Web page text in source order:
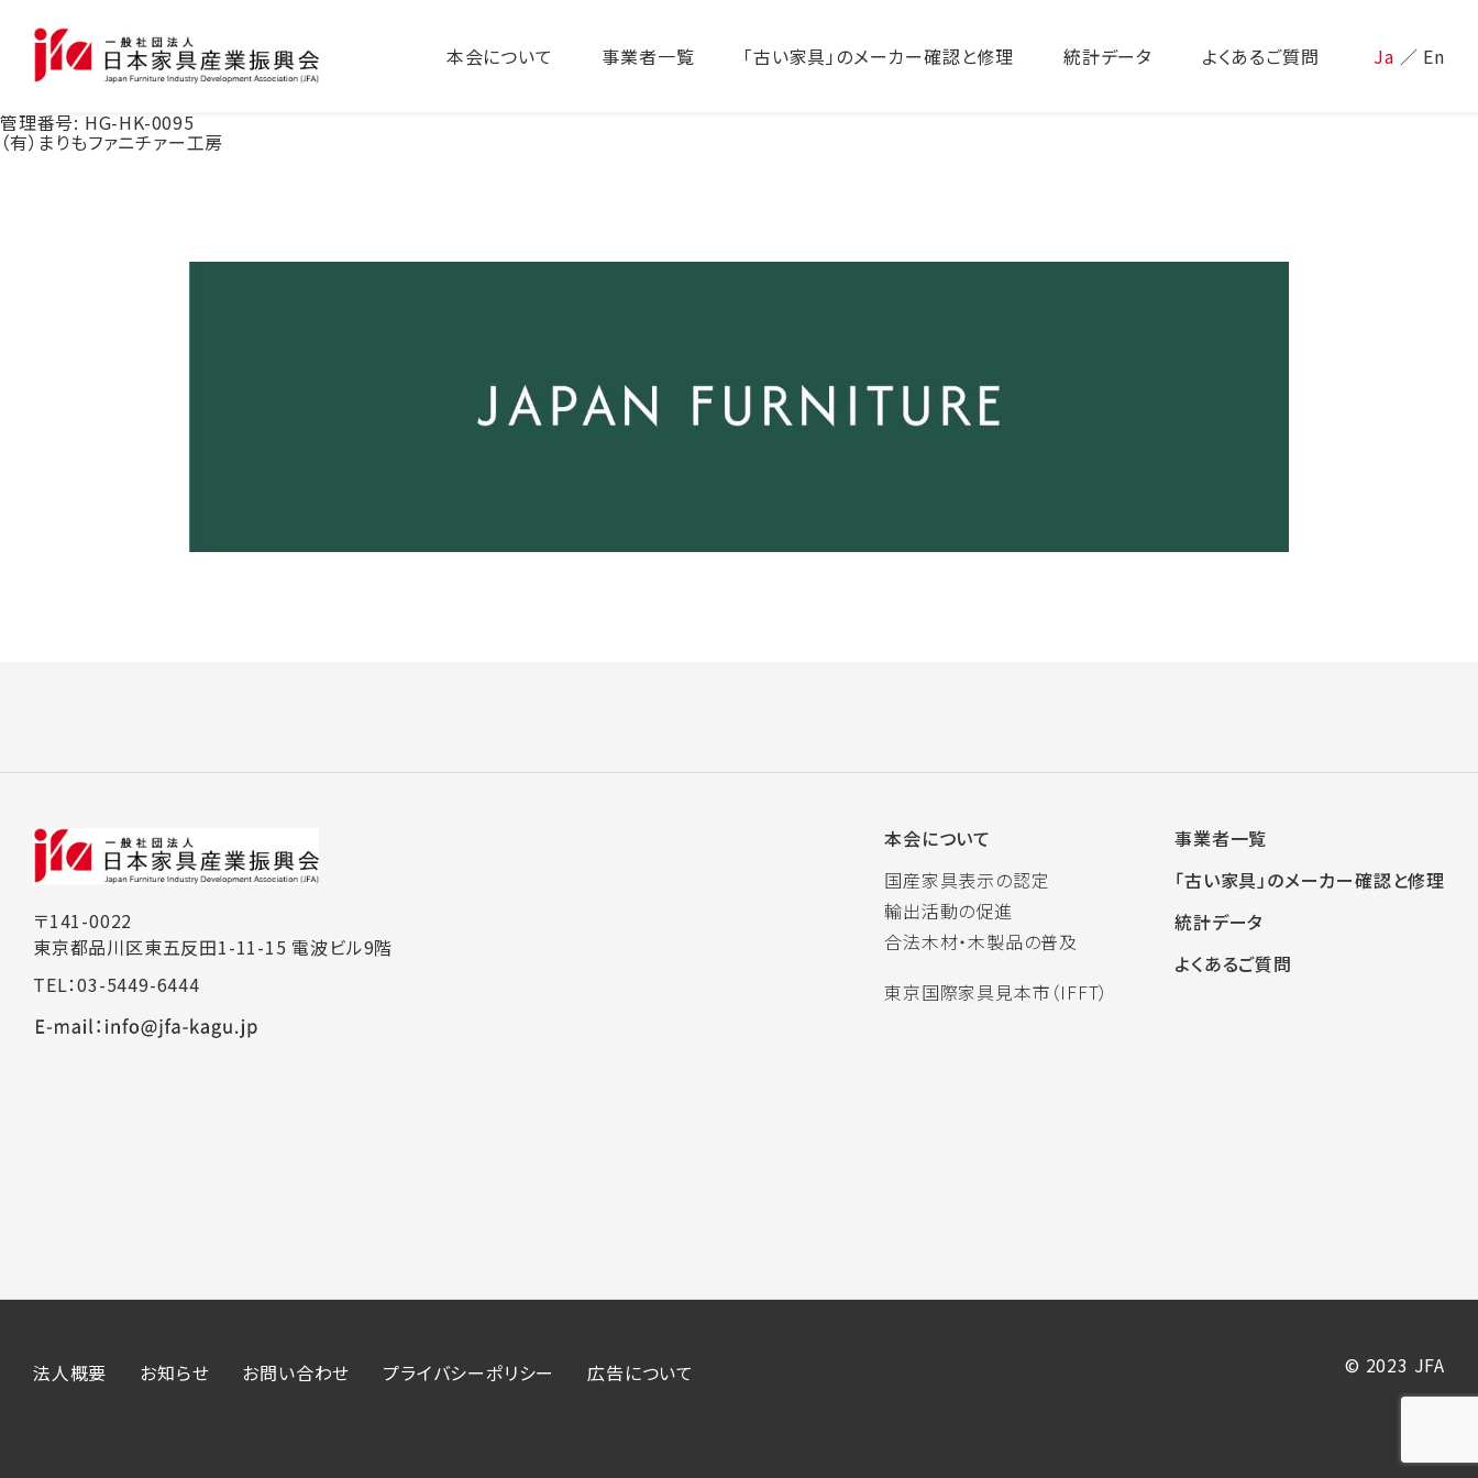
本会について 事業者一覧 「古い家具」のメーカー確認と修理 統計データ よくあるご質問 Ja ／ En
管理番号: HG-HK-0095
（有）まりもファニチァー工房
〒141-0022
東京都品川区東五反田1-11-15 電波ビル9階
TEL：03-5449-6444
本会について
国産家具表示の認定
輸出活動の促進
合法木材・木製品の普及
東京国際家具見本市（IFFT）
事業者一覧
「古い家具」のメーカー確認と修理
統計データ
よくあるご質問
法人概要 お知らせ お問い合わせ プライバシーポリシー 広告について © 2023 JFA